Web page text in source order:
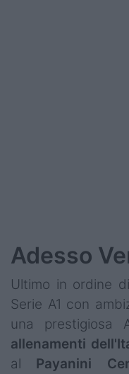
Adesso
Ultimo in ordine
Serie A1 con
una prestigiosa
allenamenti
al Payanini